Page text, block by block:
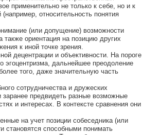
применительно не только к себе, но и к
относительность понятия
(или допущение) возможности
также ориентация на позицию других
к иной точке зрения.
децентрации и объективности. На пороге
эгоцентризма, дальнейшее преодоление
того, даже значительную часть
сотрудничества и дружеских
предвидеть разные возможные
и интересах. В контексте сравнения они
на учет позиции собеседника (или
становятся способными понимать